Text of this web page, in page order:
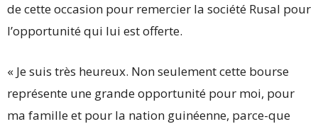
de cette occasion pour remercier la société Rusal pour
l’opportunité qui lui est offerte.
« Je suis très heureux. Non seulement cette bourse
représente une grande opportunité pour moi, pour
ma famille et pour la nation guinéenne, parce-que